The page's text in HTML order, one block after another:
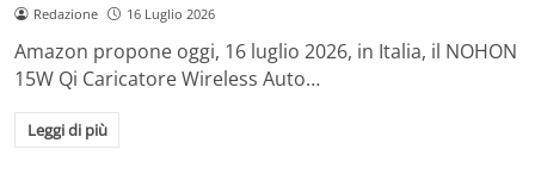
Redazione 16 Luglio 2026
Amazon propone oggi, 16 luglio 2026, in Italia, il NOHON
15W Qi Caricatore Wireless Auto…
Leggi di più